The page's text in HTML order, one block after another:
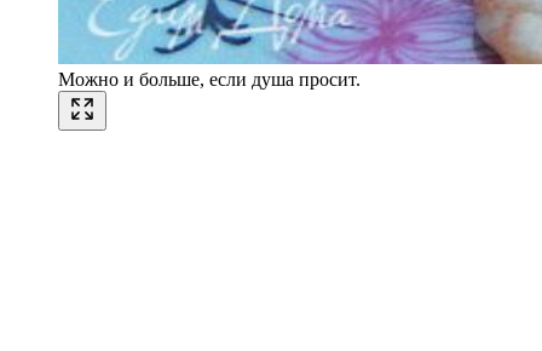
Можно и больше, если душа просит.